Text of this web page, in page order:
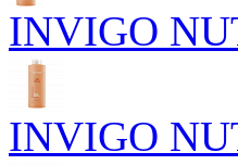
INVIGO
INVIGO